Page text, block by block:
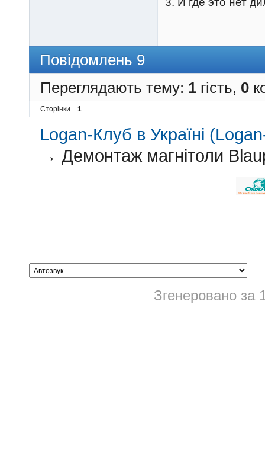
Повідомлень 9
Переглядають тему: 1 гість, 0
Сторінки 1
Logan-Клуб в Україні
→Демонтаж магнітоли
Згенеровано за